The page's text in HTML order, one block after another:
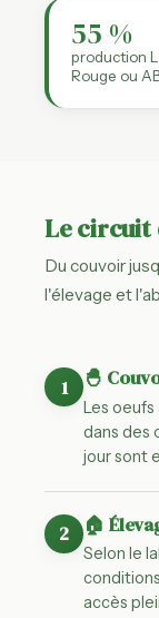
55 %
production
Rouge ou
Le circuit
Du couvoir
l'élevage et
1 🐣
Les
dans des
jour sont
2 🏠
Selon le
accès